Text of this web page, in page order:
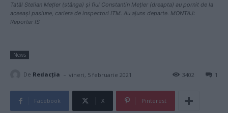
Tatăl Stelian Mețler (stânga) și fiul Constantin Mețler (dreapta) au pornit de la
aceeași pasiune, cariera de inspectori ITM. Au ajuns departe. MONTAJ:
Reporter IS
News
De Redacţia - vineri, 5 februarie 2021 1
3402
Facebook X Pinterest